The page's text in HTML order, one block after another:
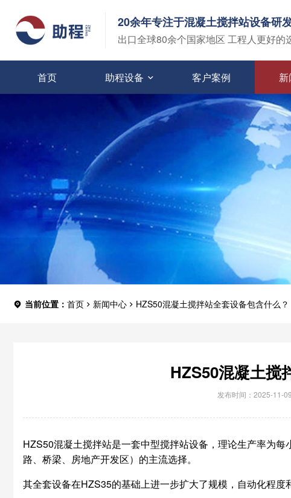
20余年专注于混凝土搅拌站设备研
出口全球80余个国家地区 工程人更好的
首页 助程设备 客户案例
当前位置： 首页 新闻中心 HZS50混凝土搅拌站全套设备包含什么？
HZS50混凝土搅
发布时间：2025-11-09
HZS50混凝土搅拌站是一套中型搅拌站设备，理论生产率为
路、桥梁、房地产开发区）的主流选择。
其全套设备在HZS35的基础上进一步扩大了规模，自动化程度